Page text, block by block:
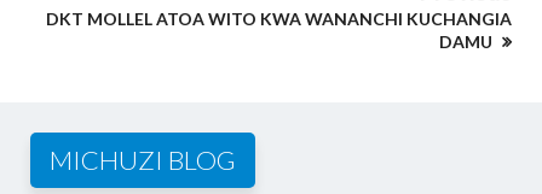
DKT MOLLEL ATOA WITO KWA WANANCHI KUCHANGIA
DAMU
MICHUZI BLOG